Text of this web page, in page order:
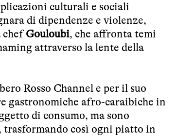
culturali e sociali
di dipendenze e violenze,
chefGouloubi, che affronta temi
attraverso la lente della
Rosso Channel e per il suo
gastronomiche afro-caraibiche in
di consumo, ma sono
così ogni piatto in